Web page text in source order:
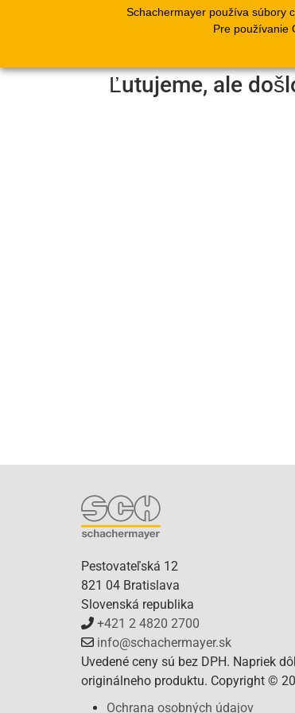
Schachermayer používa súbory
Pre používanie
Ľutujeme, ale
Pestovateľská 12
821 04 Bratislava
Slovenská republika
+421 2 4820 2700
info@schachermayer.sk
Uvedené ceny sú bez DPH. Napriek
originálneho produktu. Copyright ©
Ochrana osobných údajov